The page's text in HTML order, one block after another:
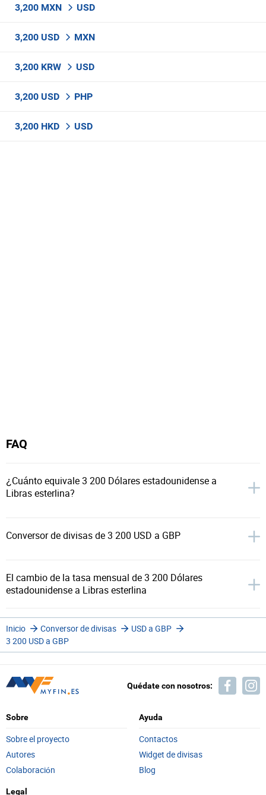
3,200 MXN USD
3,200 USD MXN
3,200 KRW USD
3,200 USD PHP
3,200 HKD USD
FAQ
¿Cuánto equivale 3 200 Dólares estadounidense a
Libras esterlina?
Conversor de divisas de 3 200 USD a GBP
El cambio de la tasa mensual de 3 200 Dólares
estadounidense a Libras esterlina
Inicio Conversor de divisas
USD a GBP
3 200 USD a GBP
Quédate con nosotros:
Sobre
Sobre el proyecto
Autores
Colaboración
Ayuda
Contactos
Widget de divisas
Blog
Legal